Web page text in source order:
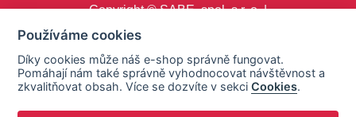
Copyright © SABE, spol. s r. o. |
Používáme cookies
Díky cookies může náš e-shop správně fungovat.
Pomáhají nám také správně vyhodnocovat návštěvnost a
zkvalitňovat obsah. Více se dozvíte v sekciCookies.